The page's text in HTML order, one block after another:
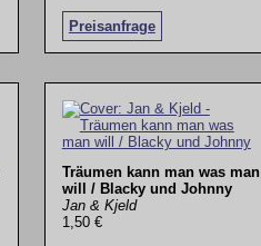
Preisanfrage
Träumen kann man was man
will / Blacky und Johnny
Jan & Kjeld
1,50 €